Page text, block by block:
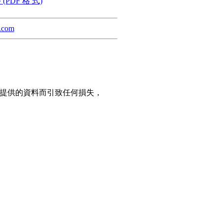
供的資料而引致任何損失，